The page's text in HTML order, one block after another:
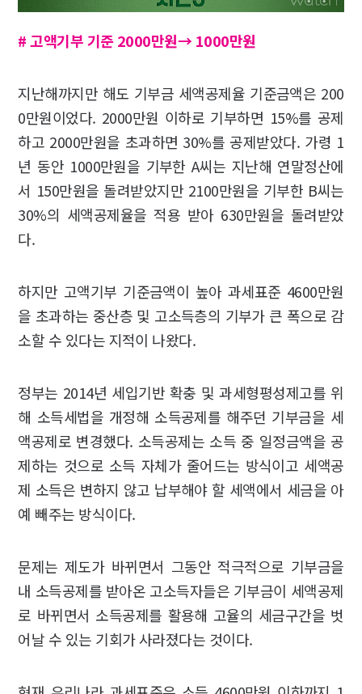
#고액기부 기준2000만원→ 1000만원
지난해까지만 해도 기부금 세액공제율 기준금액은 200
0만원이었다. 2000만원 이하로 기부하면 15%를 공제
하고 2000만원을 초과하면 30%를 공제받았다. 가령 1
년 동안 1000만원을 기부한 A씨는 지난해 연말정산에
서 150만원을 돌려받았지만 2100만원을 기부한 B씨는
30%의 세액공제율을 적용 받아 630만원을 돌려받았
다.
하지만 고액기부 기준금액이 높아 과세표준 4600만원
을 초과하는 중산층 및 고소득층의 기부가 큰 폭으로 감
소할 수 있다는 지적이 나왔다.
정부는 2014년 세입기반 확충 및 과세형평성제고를 위
해 소득세법을 개정해 소득공제를 해주던 기부금을 세
액공제로 변경했다. 소득공제는 소득 중 일정금액을 공
제하는 것으로 소득 자체가 줄어드는 방식이고 세액공
제 소득은 변하지 않고 납부해야 할 세액에서 세금을 아
예 빼주는 방식이다.
문제는 제도가 바뀌면서 그동안 적극적으로 기부금을
내 소득공제를 받아온 고소득자들은 기부금이 세액공제
로 바뀌면서 소득공제를 활용해 고율의 세금구간을 벗
어날 수 있는 기회가 사라졌다는 것이다.